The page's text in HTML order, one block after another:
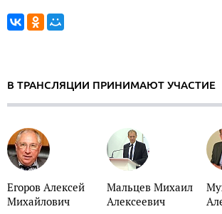
В ТРАНСЛЯЦИИ ПРИНИМАЮТ УЧАСТИЕ
Егоров Алексей
Михайлович
Мальцев Михаил
Алексеевич